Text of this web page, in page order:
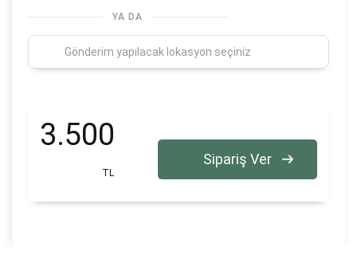
YA DA
3.500
TL
Sipariş Ver